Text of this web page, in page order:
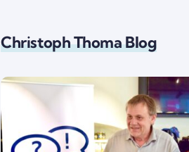
Christoph Thoma Blog